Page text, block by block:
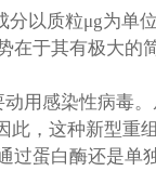
以质粒μg为单
于其有极大的
用感染性病毒
，这种新型重
蛋白酶还是单